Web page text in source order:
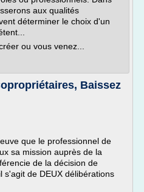
aux qualités
déterminer le choix d'un
ou vous venez...
Baissez
que le professionnel de
sa mission auprès de la
de la décision de
s'agit de DEUX délibérations